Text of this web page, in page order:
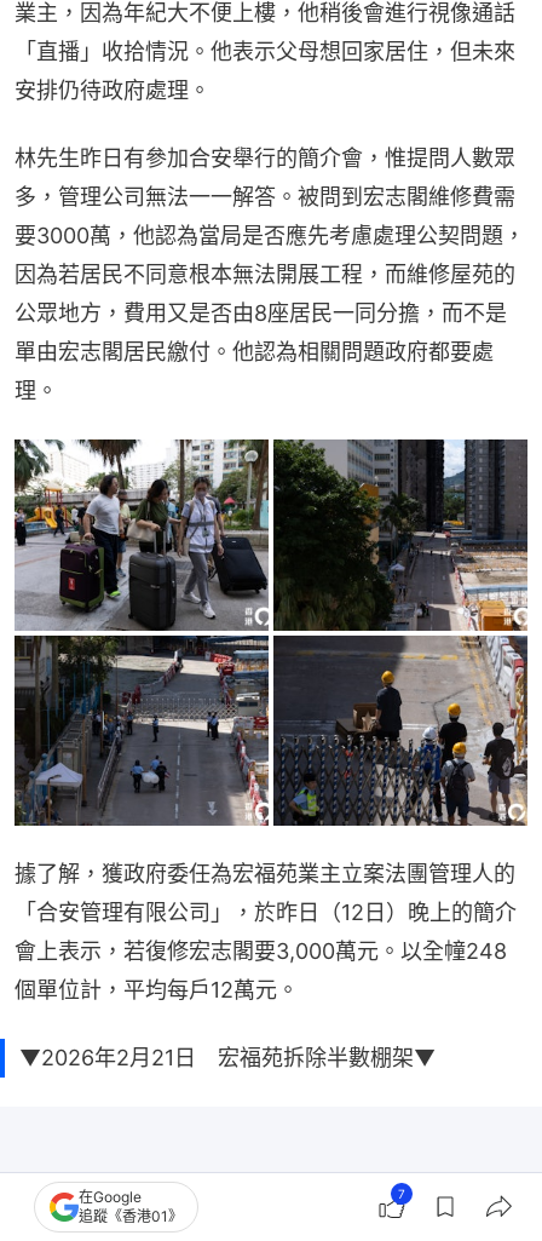
業主，因為年紀大不便上樓，他稍後會進行視像通話
「直播」收拾情況。他表示父母想回家居住，但未來
安排仍待政府處理。
林先生昨日有參加合安舉行的簡介會，惟提問人數眾
多，管理公司無法一一解答。被問到宏志閣維修費需
要3000萬，他認為當局是否應先考慮處理公契問題，
因為若居民不同意根本無法開展工程，而維修屋苑的
公眾地方，費用又是否由8座居民一同分擔，而不是
單由宏志閣居民繳付。他認為相關問題政府都要處
理。
據了解，獲政府委任為宏福苑業主立案法團管理人的
「合安管理有限公司」，於昨日（12日）晚上的簡介
會上表示，若復修宏志閣要3,000萬元。以全幢248
個單位計，平均每戶12萬元。
▼2026年2月21日 宏福苑拆除半數棚架▼
在Google
追蹤《香港01》
7